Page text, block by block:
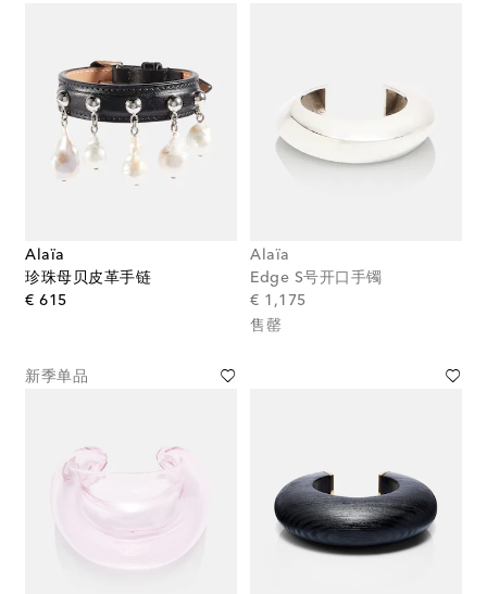
Alaïa
珍珠母贝皮革手链
€ 615original price
Alaïa
Edge S号开口手镯
€ 1,175original price
售罄
新季单品